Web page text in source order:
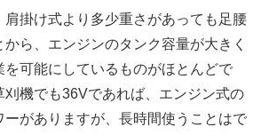
肩掛け式より多少重さがあっても足腰
ら、エンジンのタンク容量が大きく
を可能にしているものがほとんどで
刈機でも36Vであれば、エンジン式の
ーがありますが、長時間使うことはで